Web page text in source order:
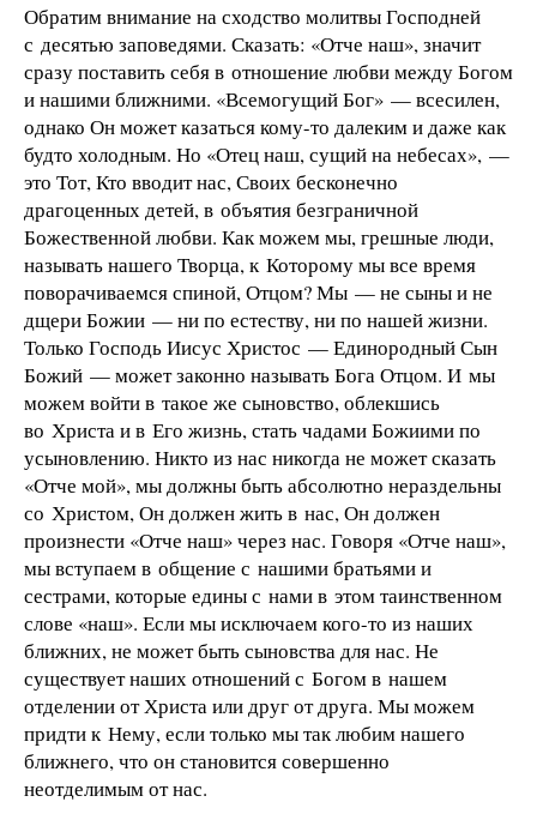
Обратим внимание на сходство молитвы Господней
с десятью заповедями. Сказать: «Отче наш», значит
сразу поставить себя в отношение любви между Богом
и нашими ближними. «Всемогущий Бог» — всесилен,
однако Он может казаться кому-то далеким и даже как
будто холодным. Но «Отец наш, сущий на небесах», —
это Тот, Кто вводит нас, Своих бесконечно
драгоценных детей, в объятия безграничной
Божественной любви. Как можем мы, грешные люди,
называть нашего Творца, к Которому мы все время
поворачиваемся спиной, Отцом? Мы — не сыны и не
дщери Божии — ни по естеству, ни по нашей жизни.
Только Господь Иисус Христос — Единородный Сын
Божий — может законно называть Бога Отцом. И мы
можем войти в такое же сыновство, облекшись
во Христа и в Его жизнь, стать чадами Божиими по
усыновлению. Никто из нас никогда не может сказать
«Отче мой», мы должны быть абсолютно нераздельны
со Христом, Он должен жить в нас, Он должен
произнести «Отче наш» через нас. Говоря «Отче наш»,
мы вступаем в общение с нашими братьями и
сестрами, которые едины с нами в этом таинственном
слове «наш». Если мы исключаем кого-то из наших
ближних, не может быть сыновства для нас. Не
существует наших отношений с Богом в нашем
отделении от Христа или друг от друга. Мы можем
придти к Нему, если только мы так любим нашего
ближнего, что он становится совершенно
неотделимым от нас.